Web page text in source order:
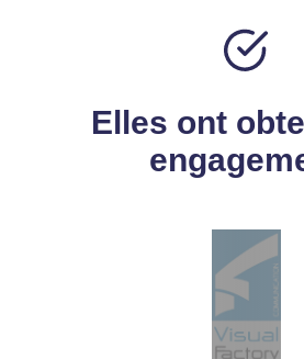
Elles ont